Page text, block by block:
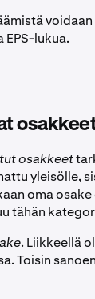
lukua.
osakkeet
yleisölle,
oma
tähän
. Liikkeellä
Toisin